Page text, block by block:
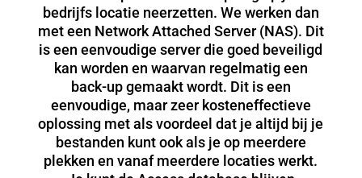
bedrijfs locatie neerzetten. We werken dan
met een Network Attached Server (NAS). Dit
is een eenvoudige server die goed beveiligd
kan worden en waarvan regelmatig een
back-up gemaakt wordt. Dit is een
eenvoudige, maar zeer kosteneffectieve
oplossing met als voordeel dat je altijd bij je
bestanden kunt ook als je op meerdere
plekken en vanaf meerdere locaties werkt.